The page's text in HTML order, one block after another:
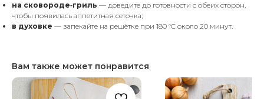
на сковороде‑гриль — доведите до готовности с обеих сторон,
чтобы появилась аппетитная сеточка;
в духовке — запекайте на решётке при 180 °C около 20 минут.
Вам также может понравится